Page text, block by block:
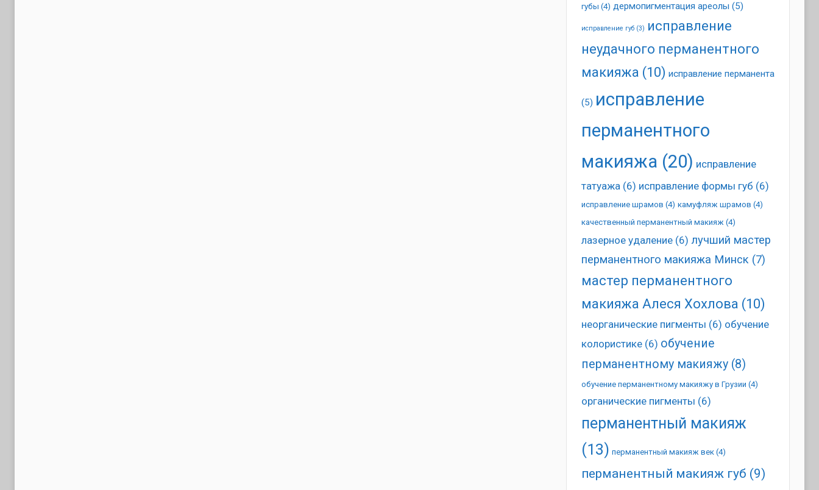
губы (4) дермопигментация ареолы (5)
исправление губ(3) исправление
неудачного перманентного
макияжа (10) исправление перманента
(5) исправление
перманентного
макияжа (20) исправление
татуажа(6) исправление формы губ (6)
исправление шрамов (4) камуфляж шрамов (4)
качественный перманентный макияж (4)
лазерное удаление(6) лучший мастер
перманентного макияжа Минск (7)
мастер перманентного
макияжа Алеся Хохлова (10)
неорганические пигменты (6) обучение
колористике(6) обучение
перманентному макияжу(8)
обучение перманентному макияжу в Грузии (4)
органические пигменты (6)
перманентный макияж
(13) перманентный макияж век(4)
перманентный макияж губ (9)